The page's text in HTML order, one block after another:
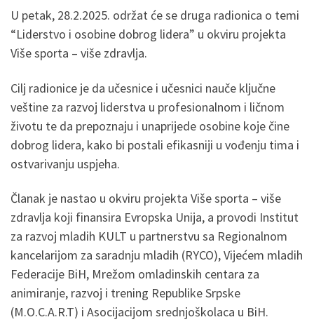
U petak, 28.2.2025. održat će se druga radionica o temi
“Liderstvo i osobine dobrog lidera” u okviru projekta
Više sporta – više zdravlja.
Cilj radionice je da učesnice i učesnici nauče ključne
veštine za razvoj liderstva u profesionalnom i ličnom
životu te da prepoznaju i unaprijede osobine koje čine
dobrog lidera, kako bi postali efikasniji u vođenju tima i
ostvarivanju uspjeha.
Članak je nastao u okviru projekta Više sporta – više
zdravlja koji finansira Evropska Unija, a provodi Institut
za razvoj mladih KULT u partnerstvu sa Regionalnom
kancelarijom za saradnju mladih (RYCO), Vijećem mladih
Federacije BiH, Mrežom omladinskih centara za
animiranje, razvoj i trening Republike Srpske
(M.O.C.A.R.T) i Asocijacijom srednjoškolaca u BiH.